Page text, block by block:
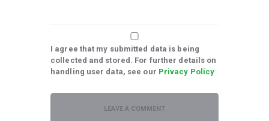
I agree that my submitted data is being
collected and stored. For further details on
handling user data, see our Privacy Policy